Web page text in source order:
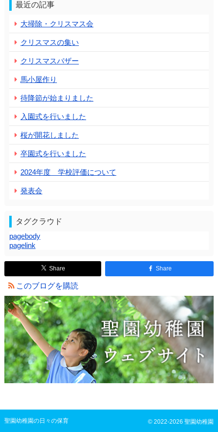
最近の記事
大掃除・クリスマス会
クリスマスの集い
クリスマスバザー
馬小屋作り
待降節が始まりました
入園式を行いました
桜が開花しました
卒園式を行いました
2024年度 学校評価について
発表会
タグクラウド
pagebody
pagelink
Share Share
このブログを購読
© 2022-2026 聖園幼稚園
聖園幼稚園の日々の保育